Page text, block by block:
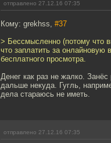
отправлено 27.12.16 07:35
Кому: grekhss, #37
> Бессмысленно (потому что
что заплатить за
бесплатного просмотра.
Денег как раз не жалко.
дальше некуда. Гугль,
дела стараюсь не иметь.
отправлено 27.12.16 07:35